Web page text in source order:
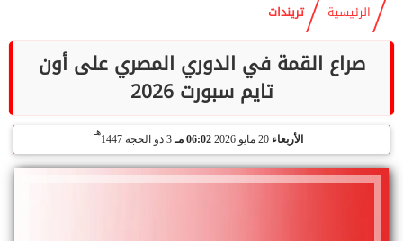
الرئيسية تريندات
صراع القمة في الدوري المصري على أون
تايم سبورت 2026
الأربعاء 20 مايو 2026 06:02 مـ 3 ذو الحجة 1447
هـ